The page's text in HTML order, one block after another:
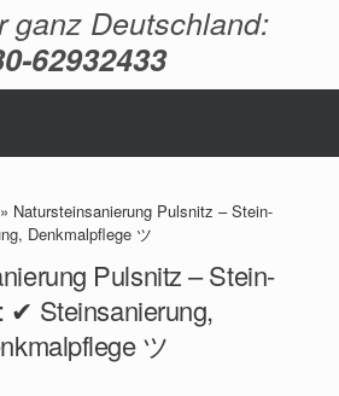
ganz Deutschland:
62932433
» Natursteinsanierung Pulsnitz – Stein-
Denkmalpflege ツ
Pulsnitz – Stein-
✔ Steinsanierung,
ツ